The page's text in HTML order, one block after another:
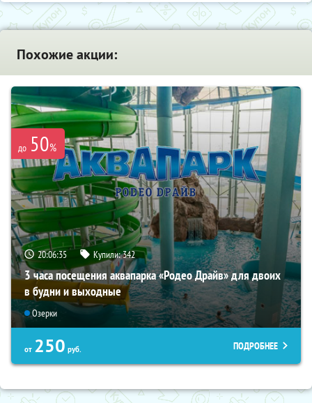
Похожие акции:
до 50%
20:06:35 Купили:342
3 часа посещения аквапарка «Родео Драйв» для двоих
в будни и выходные
Озерки
от 250 руб. ПОДРОБНЕЕ